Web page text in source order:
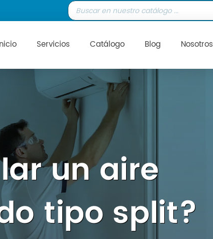
Servicios Catálogo Blog Nosotros
un aire
tipo split?